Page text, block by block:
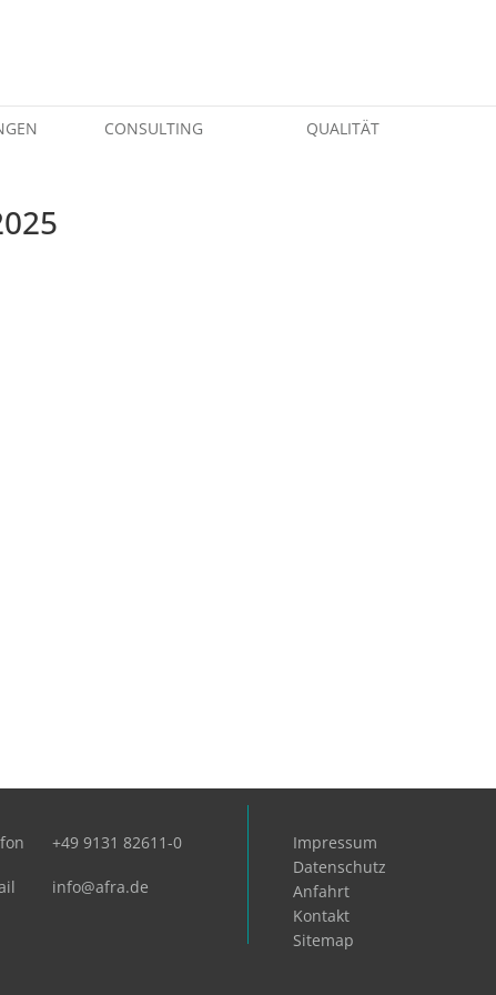
CONSULTING QUALITÄT
+49 9131 82611-0
info@afra.de
Impressum
Datenschutz
Anfahrt
Kontakt
Sitemap